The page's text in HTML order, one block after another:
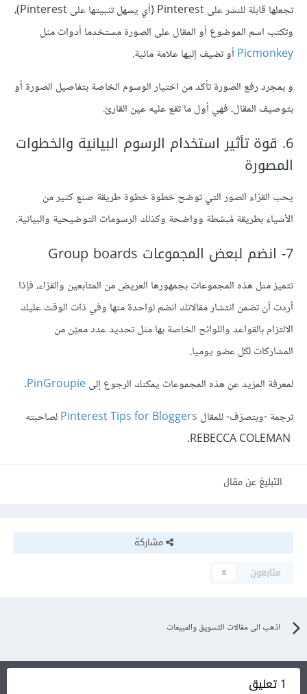
تجعلها قابلة للنشر على Pinterest (أي يسهل تثبيتها على Pinterest)،
وتكتب اسم الموضوع أو المقال على الصورة مستخدما أدوات مثل
Picmonkey أو تضيف إليها علامة مائية.
و بمجرد رفع الصورة تأكد من اختيار الوسوم الخاصة بتفاصيل الصورة أو
بتوصيف المقال، فهي أول ما تقع عليه عين القارئ.
6. قوة تأثير استخدام الرسوم البيانية والخطوات
المصورة
يحب القرّاء الصور التي توضح خطوة خطوة طريقة صنع كثير من
الأشياء بطريقة مُبسّطة وواضحة وكذلك الرسومات التوضيحية والبيانية.
7- انضم لبعض المجموعات Group boards
تتميز مثل هذه المجموعات بجمهورها العريض من المتابعين والقرّاء، فإذا
أردت أن تضمن انتشار مقالاتك انضم لواحدة منها وفي ذات الوقت عليك
الالتزام بالقواعد واللوائح الخاصة بها مثل تحديد عدد معيّن من
المشاركات لكل عضو يوميا.
لمعرفة المزيد عن هذه المجموعات يمكنك الرجوع إلىPinGroupie
.
ترجمة -وبتصرّف- للمقال Pinterest Tips for Bloggersلصاحبته
التبليغ عن مقال
مشاركة
متابعون
0
اذهب الى مقالات التسويق والمبيعات
1 تعليق